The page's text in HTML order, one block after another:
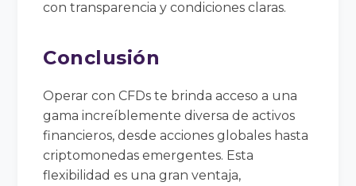
con transparencia y condiciones claras.
Conclusión
Operar con CFDs te brinda acceso a una
gama increíblemente diversa de activos
financieros, desde acciones globales hasta
criptomonedas emergentes. Esta
flexibilidad es una gran ventaja,